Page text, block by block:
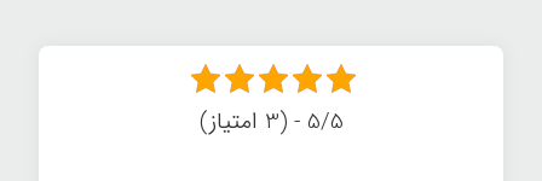
5/5 - (3 امتیاز)